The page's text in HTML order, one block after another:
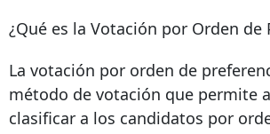
¿Qué es la Votación por Orden de
La votación por orden de
método de votación que permite
clasificar a los candidatos por